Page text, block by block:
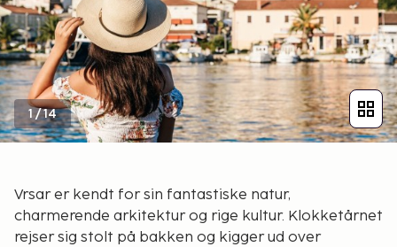
1 /14
Vrsar er kendt for sin fantastiske natur,
charmerende arkitektur og rige kultur. Klokketårnet
rejser sig stolt på bakken og kigger ud over